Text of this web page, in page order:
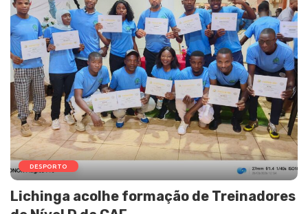
DESPORTO
Lichinga acolhe formação de Treinadores